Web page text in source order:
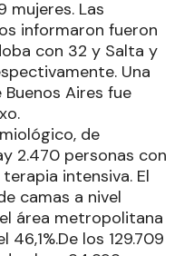
mujeres. Las
informaron fueron
con 32 y Salta y
Una
Aires fue
de
2.470 personas con
intensiva. El
camas a nivel
área metropolitana
46,1%.De los 129.709